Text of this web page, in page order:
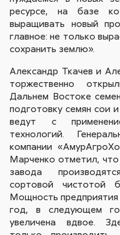
ресурсе, на базе
выращивать новый
главное: не только
сохранить землю».
Александр Ткачев и
торжественно
Дальнем Востоке
подготовку семян сои и
ведут с
технологий.
компании
Марченко отметил, что
завода
сортовой чистотой
Мощность предприятия
год, в следующем
увеличена вдвое.